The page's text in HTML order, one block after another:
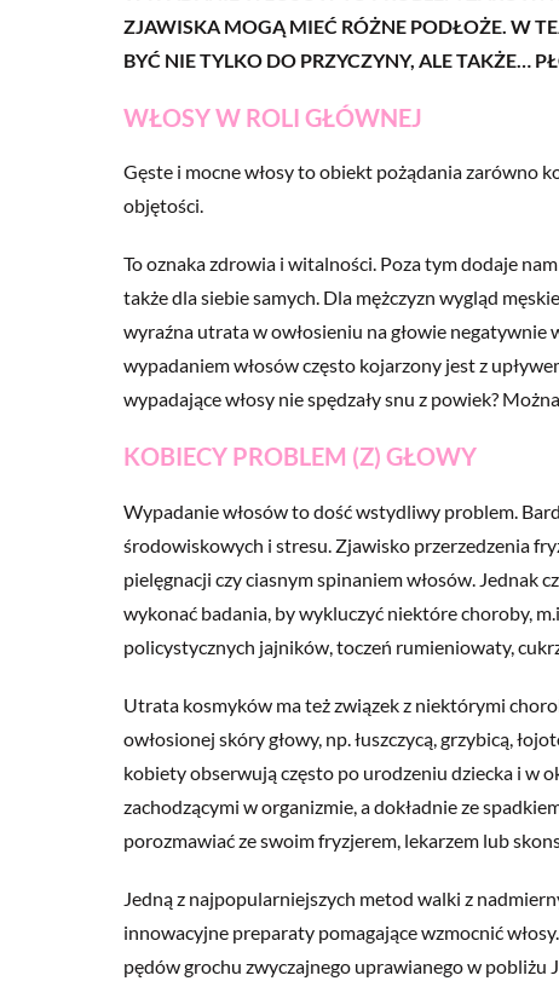
ZJAWISKA MOGĄ MIEĆ RÓŻNE PODŁOŻE. W
BYĆ NIE TYLKO DO PRZYCZYNY, ALE TAKŻE…
WŁOSY W ROLI GŁÓWNEJ
Gęste i mocne włosy to obiekt pożądania zarówno
objętości.
To oznaka zdrowia i witalności. Poza tym dodaje
także dla siebie samych. Dla mężczyzn wygląd
wyraźna utrata w owłosieniu na głowie negatywnie
wypadaniem włosów często kojarzony jest z
wypadające włosy nie spędzały snu z powiek?
KOBIECY PROBLEM (Z) GŁOWY
Wypadanie włosów to dość wstydliwy problem.
środowiskowych i stresu. Zjawisko przerzedzenia
pielęgnacji czy ciasnym spinaniem włosów. Jednak
wykonać badania, by wykluczyć niektóre choroby,
policystycznych jajników, toczeń rumieniowaty,
Utrata kosmyków ma też związek z niektórymi
owłosionej skóry głowy, np. łuszczycą, grzybicą,
kobiety obserwują często po urodzeniu dziecka i w
zachodzącymi w organizmie, a dokładnie ze
porozmawiać ze swoim fryzjerem, lekarzem lub
Jedną z najpopularniejszych metod walki z
innowacyjne preparaty pomagające wzmocnić
pędów grochu zwyczajnego uprawianego w pobliżu